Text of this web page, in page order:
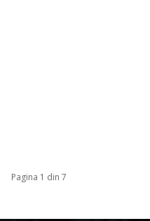
Pagina 1 din 7